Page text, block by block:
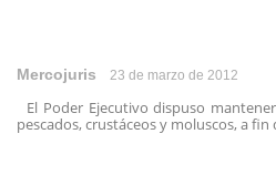
Mercojuris 23 de marzo de 2012
El Poder Ejecutivo dispuso
pescados, crustáceos y moluscos, a fin